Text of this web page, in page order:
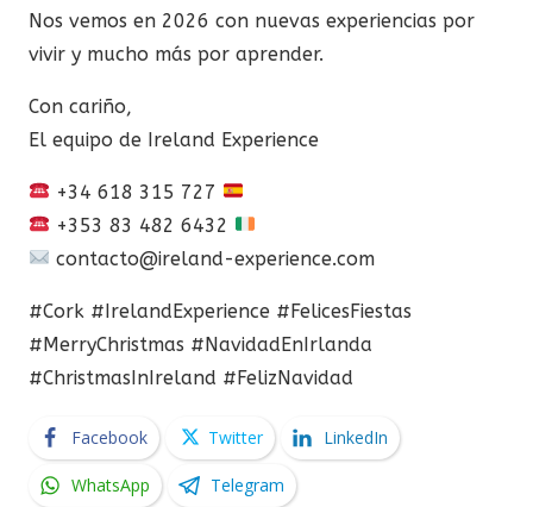
Nos vemos en 2026 con nuevas experiencias por
vivir y mucho más por aprender.
Con cariño,
El equipo de Ireland Experience
+34 618 315 727
+353 83 482 6432
contacto@ireland-experience.com
#Cork #IrelandExperience #FelicesFiestas
#MerryChristmas #NavidadEnIrlanda
#ChristmasInIreland #FelizNavidad
Facebook Twitter LinkedIn
WhatsApp Telegram